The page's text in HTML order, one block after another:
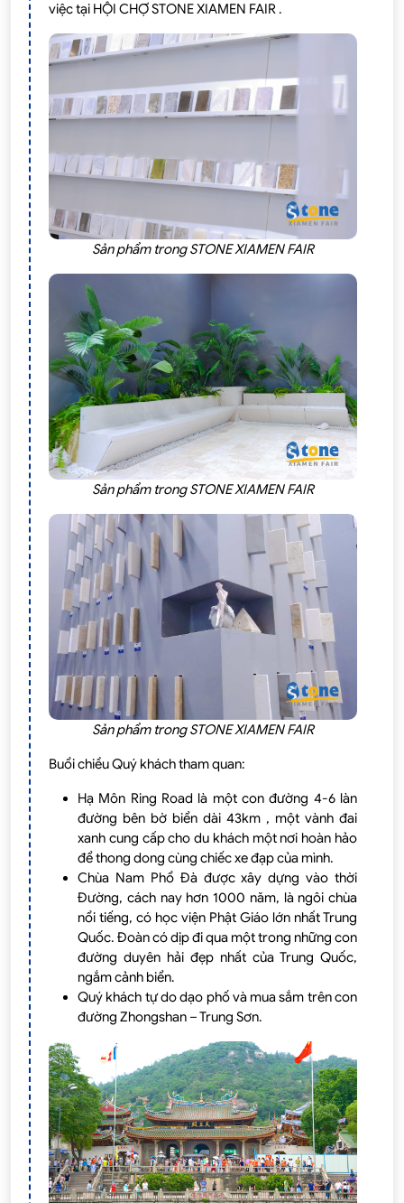
việc tại HỘI CHỢ STONE XIAMEN FAIR .
Sản phẩm trong STONE XIAMEN FAIR
Sản phẩm trong STONE XIAMEN FAIR
Sản phẩm trong STONE XIAMEN FAIR
Buổi chiều Quý khách tham quan:
Hạ Môn Ring Road là một con đường 4-6 làn
đường bên bờ biển dài 43km , một vành đai
xanh cung cấp cho du khách một nơi hoàn hảo
để thong dong cùng chiếc xe đạp của mình.
Chùa Nam Phổ Đà được xây dựng vào thời
Đường, cách nay hơn 1000 năm, là ngôi chùa
nổi tiếng, có học viện Phật Giáo lớn nhất Trung
Quốc. Đoàn có dịp đi qua một trong những con
đường duyên hải đẹp nhất của Trung Quốc,
ngắm cảnh biển.
Quý khách tự do dạo phố và mua sắm trên con
đường Zhongshan – Trung Sơn.